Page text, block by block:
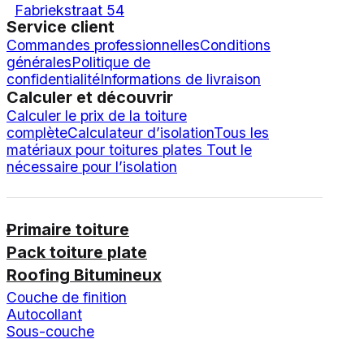
Fabriekstraat 54
Service client
Commandes professionnellesConditions
généralesPolitique de
confidentialitéInformations de livraison
Calculer et découvrir
Calculer le prix de la toiture
complèteCalculateur d’isolationTous les
matériaux pour toitures plates Tout le
nécessaire pour l’isolation
Primaire toiture
Pack toiture plate
Roofing Bitumineux
Couche de finition
Autocollant
Sous-couche